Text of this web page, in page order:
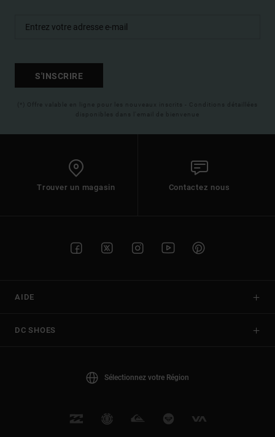
S'INSCRIRE
(*) Offre valable en ligne pour les nouveaux inscrits - Conditions détaillées
disponibles dans l'email de bienvenue
Trouver un magasin Contactez nous
AIDE
DC SHOES
Sélectionnez votre Région